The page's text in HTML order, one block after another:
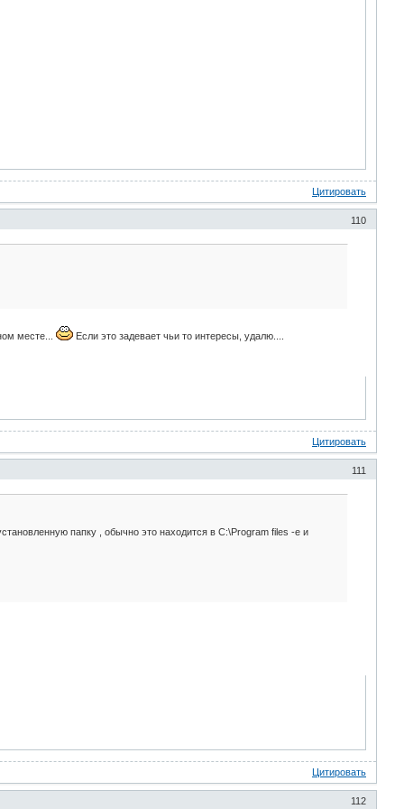
Цитировать
110
месте... Если это задевает чьи то интересы, удалю....
Цитировать
111
папку , обычно это находится в C:\Program files -е и
Цитировать
112